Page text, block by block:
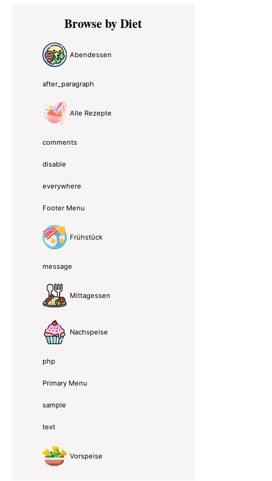
Primary
SidebarBrowse by Diet
Abendessen
after_paragraph
Alle Rezepte
comments
disable
everywhere
Footer Menu
Frühstück
message
Mittagessen
Nachspeise
php
Primary Menu
sample
text
Vorspeise